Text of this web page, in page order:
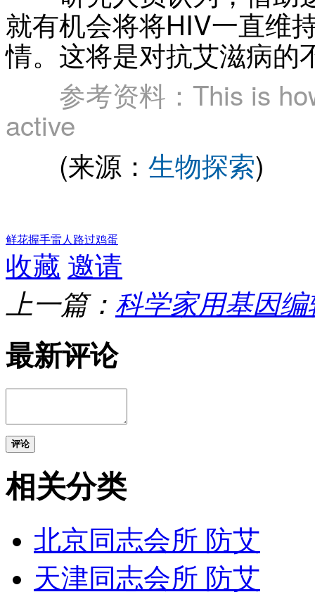
就有机会将将HIV一直维
情。这将是对抗艾滋病的
参考资料： This is
active
(来源： 生物探索)
鲜花握手雷人 路过鸡蛋
收藏 邀请
上一篇： 科学家用基因
最新评论
评论
相关分类
北京同志会所 防艾
天津同志会所 防艾